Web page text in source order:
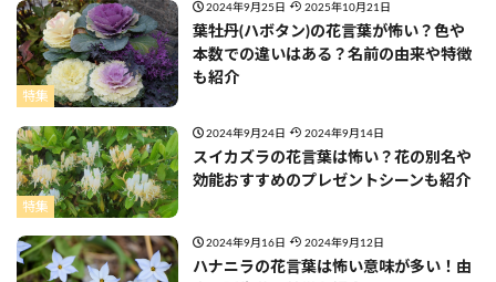
特集
2024年9月25日 2025年10月21日
葉牡丹(ハボタン)の花言葉が怖い？色や
本数での違いはある？名前の由来や特徴
も紹介
特集
2024年9月24日 2024年9月14日
スイカズラの花言葉は怖い？花の別名や
効能おすすめのプレゼントシーンも紹介
2024年9月16日 2024年9月12日
ハナニラの花言葉は怖い意味が多い！由